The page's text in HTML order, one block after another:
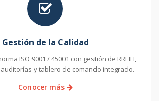
Gestión de la Calidad
ISO 9001 / 45001 con gestión de RRHH,
y tablero de comando integrado.
Conocer más